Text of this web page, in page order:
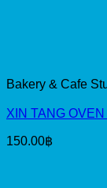
Bakery & Cafe
XIN TANG
150.00฿